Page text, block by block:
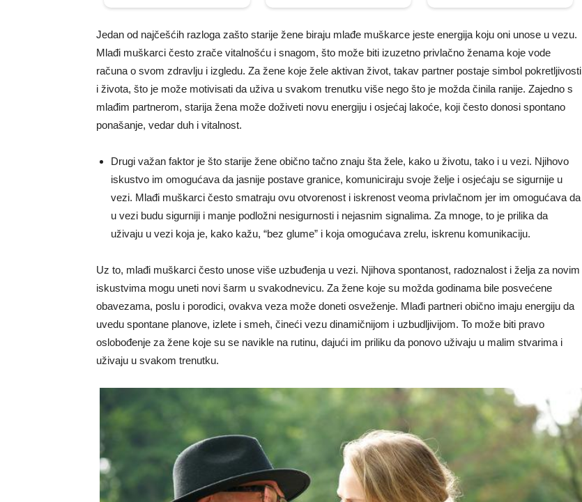
Jedan od najčešćih razloga zašto starije žene biraju mlađe muškarce jeste energija koju oni unose u vezu.
Mlađi muškarci često zrače vitalnošću i snagom, što može biti izuzetno privlačno ženama koje vode
računa o svom zdravlju i izgledu. Za žene koje žele aktivan život, takav partner postaje simbol pokretljivosti
i života, što je može motivisati da uživa u svakom trenutku više nego što je možda činila ranije. Zajedno s
mlađim partnerom, starija žena može doživeti novu energiju i osjećaj lakoće, koji često donosi spontano
ponašanje, vedar duh i vitalnost.
Drugi važan faktor je što starije žene obično tačno znaju šta žele, kako u životu, tako i u vezi. Njihovo
iskustvo im omogućava da jasnije postave granice, komuniciraju svoje želje i osjećaju se sigurnije u
vezi. Mlađi muškarci često smatraju ovu otvorenost i iskrenost veoma privlačnom jer im omogućava da
u vezi budu sigurniji i manje podložni nesigurnosti i nejasnim signalima. Za mnoge, to je prilika da
uživaju u vezi koja je, kako kažu, “bez glume” i koja omogućava zrelu, iskrenu komunikaciju.
Uz to, mlađi muškarci često unose više uzbuđenja u vezi. Njihova spontanost, radoznalost i želja za novim
iskustvima mogu uneti novi šarm u svakodnevicu. Za žene koje su možda godinama bile posvećene
obavezama, poslu i porodici, ovakva veza može doneti osveženje. Mlađi partneri obično imaju energiju da
uvedu spontane planove, izlete i smeh, čineći vezu dinamičnijom i uzbudljivijom. To može biti pravo
oslobođenje za žene koje su se navikle na rutinu, dajući im priliku da ponovo uživaju u malim stvarima i
uživaju u svakom trenutku.